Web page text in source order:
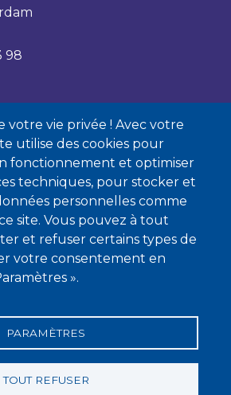
votre vie privée ! Avec votre
utilise des cookies pour
fonctionnement et optimiser
techniques, pour stocker et
personnelles comme
site. Vous pouvez à tout
et refuser certains types de
votre consentement en
».
PARAMÈTRES
TOUT REFUSER
98
Conditions générales de vente